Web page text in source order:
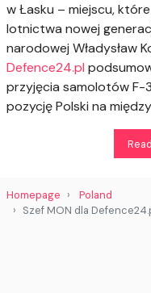
w Łasku – miejscu,
lotnictwa nowej
narodowej Władysław
Defence24.pl
przyjęcia samolotów F-
pozycję Polski na
Homepage
Poland
Szef MON dla